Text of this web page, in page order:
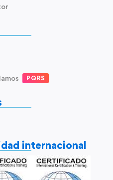
PQRS
internacional